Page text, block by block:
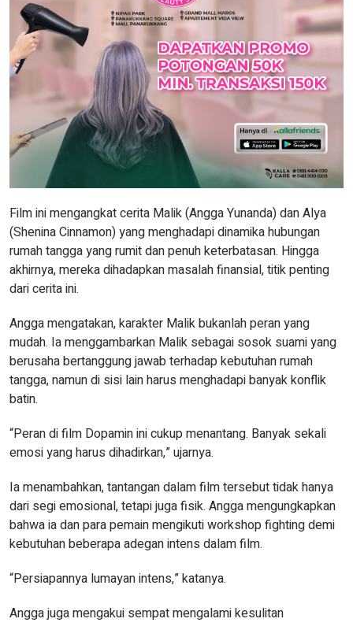
Film ini mengangkat cerita Malik (Angga Yunanda) dan Alya
(Shenina Cinnamon) yang menghadapi dinamika hubungan
rumah tangga yang rumit dan penuh keterbatasan. Hingga
akhirnya, mereka dihadapkan masalah finansial, titik penting
dari cerita ini.
Angga mengatakan, karakter Malik bukanlah peran yang
mudah. Ia menggambarkan Malik sebagai sosok suami yang
berusaha bertanggung jawab terhadap kebutuhan rumah
tangga, namun di sisi lain harus menghadapi banyak konflik
batin.
“Peran di film Dopamin ini cukup menantang. Banyak sekali
emosi yang harus dihadirkan,” ujarnya.
Ia menambahkan, tantangan dalam film tersebut tidak hanya
dari segi emosional, tetapi juga fisik. Angga mengungkapkan
bahwa ia dan para pemain mengikuti workshop fighting demi
kebutuhan beberapa adegan intens dalam film.
“Persiapannya lumayan intens,” katanya.
Angga juga mengakui sempat mengalami kesulitan